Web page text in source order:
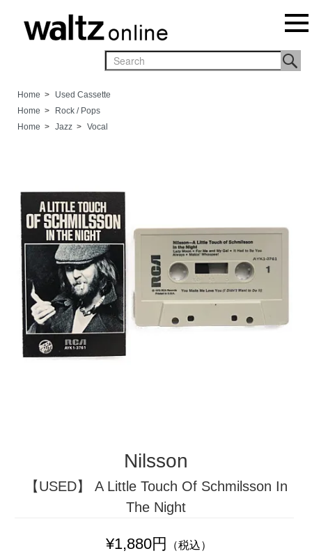
Home >
Used Cassette
Home >
Rock / Pops
Home > Jazz > Vocal
Nilsson
【USED】 A Little Touch Of Schmilsson In
The Night
¥1,880円 （税込）